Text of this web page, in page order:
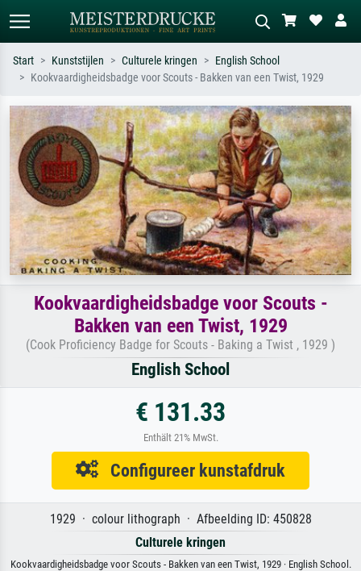
Zoek op kunstenaar, titel of stijl – bijv.
Monet, Sterrennacht, impressionisme,
Hokusai-golf, naakt.
Beschrijf de scène – bijv. groene
weide, abstract met veel rood, donker
olieverfschilderij, staand naakt naast
een boom.
Start Kunststijlen Culturele kringen
English School
Kookvaardigheidsbadge voor Scouts - Bakken van een Twist, 1929
Kookvaardigheidsbadge voor Scouts -
Bakken van een Twist, 1929
(Cook Proficiency Badge for Scouts - Baking a Twist , 1929 )
English School
€ 131.33
Enthält 21% MwSt.
Configureer kunstafdruk
1929 · colour lithograph · Afbeelding ID: 450828
Culturele kringen
Kookvaardigheidsbadge voor Scouts - Bakken van een Twist, 1929 · English School.